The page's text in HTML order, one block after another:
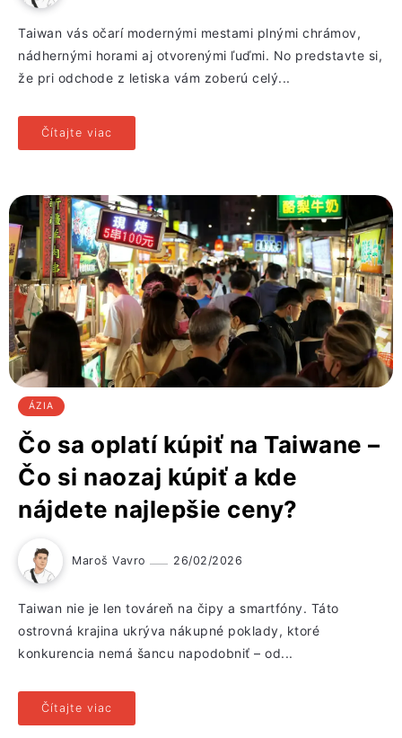
Taiwan vás očarí modernými mestami plnými chrámov,
nádhernými horami aj otvorenými ľuďmi. No predstavte si,
že pri odchode z letiska vám zoberú celý...
Čítajte viac
ÁZIA
Čo sa oplatí kúpiť na Taiwane –
Čo si naozaj kúpiť a kde
nájdete najlepšie ceny?
Maroš Vavro 26/02/2026
Taiwan nie je len továreň na čipy a smartfóny. Táto
ostrovná krajina ukrýva nákupné poklady, ktoré
konkurencia nemá šancu napodobniť – od...
Čítajte viac